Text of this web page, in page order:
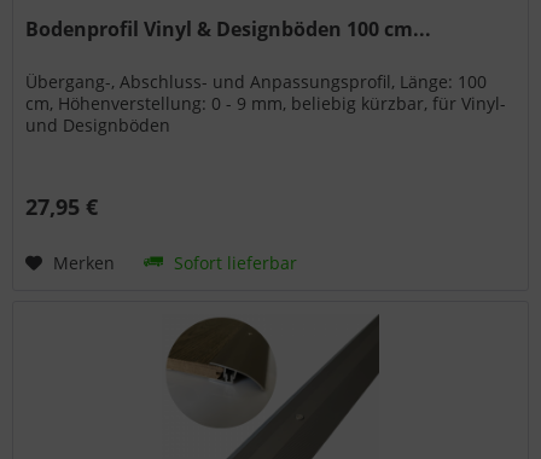
Bodenprofil Vinyl & Designböden 100 cm...
Übergang-, Abschluss- und Anpassungsprofil, Länge: 100
cm, Höhenverstellung: 0 - 9 mm, beliebig kürzbar, für Vinyl-
und Designböden
27,95 €
Merken Sofort lieferbar